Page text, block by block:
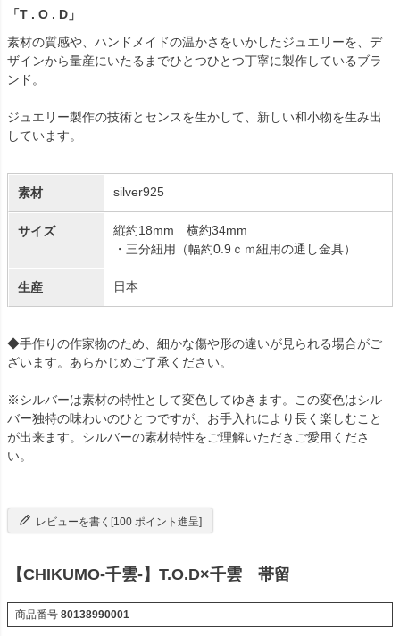
「T . O . D」
素材の質感や、ハンドメイドの温かさをいかしたジュエリーを、デ
ザインから量産にいたるまでひとつひとつ丁寧に製作しているブラ
ンド。
ジュエリー製作の技術とセンスを生かして、新しい和小物を生み出
しています。
素材 silver925
サイズ
縦約18mm 横約34mm
・三分紐用（幅約0.9ｃｍ紐用の通し金具）
生産 日本
◆手作りの作家物のため、細かな傷や形の違いが見られる場合がご
ざいます。あらかじめご了承ください。
※シルバーは素材の特性として変色してゆきます。この変色はシル
バー独特の味わいのひとつですが、お手入れにより長く楽しむこと
が出来ます。シルバーの素材特性をご理解いただきご愛用くださ
い。
レビューを書く[100 ポイント進呈]
【CHIKUMO-千雲-】T.O.D×千雲 帯留
商品番号 80138990001